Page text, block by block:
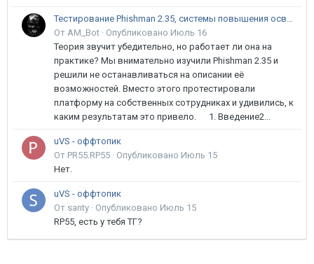
Тестирование Phishman 2.35, системы повышения осведомлённости пользователей в сфере ИБ
От AM_Bot · Опубликовано Июль 16
Теория звучит убедительно, но работает ли она на
практике? Мы внимательно изучили Phishman 2.35 и
решили не останавливаться на описании её
возможностей. Вместо этого протестировали
платформу на собственных сотрудниках и удивились, к
каким результатам это привело. 1. Введение2...
uVS - оффтопик
От PR55.RP55 · Опубликовано Июль 15
Нет.
uVS - оффтопик
От santy · Опубликовано Июль 15
RP55, есть у тебя ТГ?